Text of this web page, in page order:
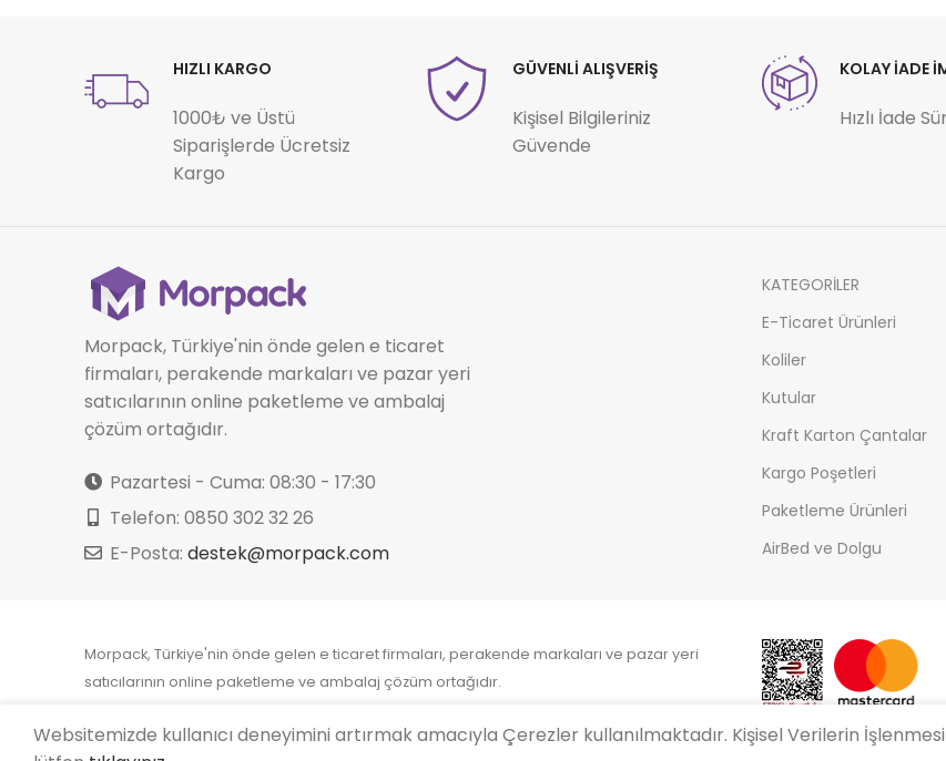
HIZLI KARGO
1000₺ ve Üstü
Siparişlerde Ücretsiz
Kargo
GÜVENLİ ALIŞVERİŞ
Kişisel Bilgileriniz
Güvende
KOLAY İADE
Hızlı İade
Morpack, Türkiye'nin önde gelen e ticaret
firmaları, perakende markaları ve pazar yeri
satıcılarının online paketleme ve ambalaj
çözüm ortağıdır.
Pazartesi - Cuma: 08:30 - 17:30
Telefon: 0850 302 32 26
E-Posta: destek@morpack.com
KATEGORİLER
E-Ticaret Ürünleri
Koliler
Kutular
Kraft Karton Çantalar
Kargo Poşetleri
Paketleme Ürünleri
AirBed ve Dolgu
Morpack, Türkiye'nin önde gelen e ticaret firmaları, perakende markaları ve pazar yeri
satıcılarının online paketleme ve ambalaj çözüm ortağıdır.
Websitemizde kullanıcı deneyimini artırmak amacıyla Çerezler kullanılmaktadır. Kişisel Verilerin